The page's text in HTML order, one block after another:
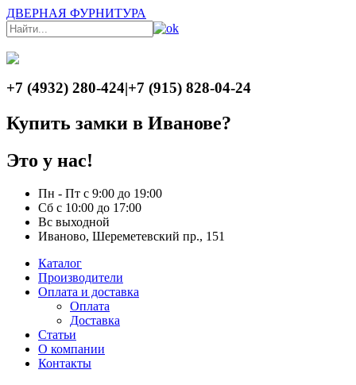
ДВЕРНАЯ ФУРНИТУРА
+7 (4932) 280-424|+7 (915) 828-04-24
Купить замки в Иванове?
Это у нас!
Пн - Пт с 9:00 до 19:00
Сб с 10:00 до 17:00
Вс выходной
Иваново, Шереметевский пр., 151
Каталог
Производители
Оплата и доставка
Оплата
Доставка
Статьи
О компании
Контакты